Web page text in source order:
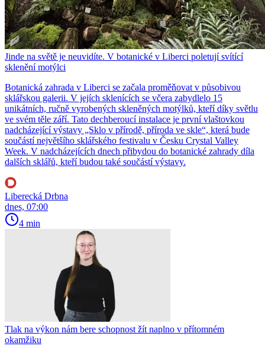
Jinde na světě je neuvidíte. V botanické v Liberci poletují svítící
sklenění motýlci
Botanická zahrada v Liberci se začala proměňovat v působivou
sklářskou galerii. V jejích sklenících se včera zabydlelo 15
unikátních, ručně vyrobených skleněných motýlků, kteří díky světlu
ve svém těle září. Tato dechberoucí instalace je první vlaštovkou
nadcházející výstavy „Sklo v přírodě, příroda ve skle“, která bude
součástí největšího sklářského festivalu v Česku Crystal Valley
Week. V nadcházejících dnech přibydou do botanické zahrady díla
dalších sklářů, kteří budou také součástí výstavy.
Liberecká Drbna
dnes, 07:00
4 min
Tlak na výkon nám bere schopnost žít naplno v přítomném
okamžiku